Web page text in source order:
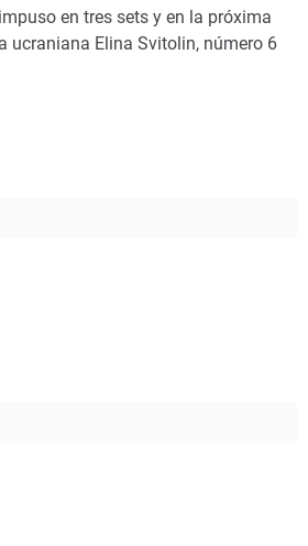
en tres sets y en la próxima
ucraniana Elina Svitolin, número 6